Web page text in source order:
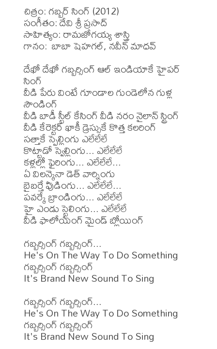
చిత్రం: గబ్బర్ సింగ్ (2012)
సంగీతం: దేవి శ్రీ ప్రసాద్
సాహిత్యం: రామజోగయ్య శాస్త్రి
గానం:  బాబా షెహగల్, నవీన్ మాధవ్
దేఖో దేఖో గబ్బర్సింగ్ ఆల్ ఇండియాకే హైపర్
సింగ్
వీడి పేరు వింటే గూండాల గుండెలోన గుళ్ల
సౌండింగ్
వీడి బాడీ స్టీల్ కేసింగ్ వీడి నరం నైలాన్ స్ట్రింగ్
వీడి కేరెక్టర్ ఖాకీ డ్రెస్సుకే కొత్త కలరింగ్
సత్తాకే స్పెల్లింగు ఎలేలేలే
కొట్టాడో స్వెల్లింగు... ఎలేలేలే
కళ్లల్లో ఫైరింగు... ఎలేలేలే...
ఏ విలన్కైనా డెత్ వార్నింగు
బైబర్తే పుడింగు... ఎలేలేలే...
పవర్కే బ్రాండింగు... ఎలేలేలే
హై ఎండు స్టైలింగు... ఎలేలేలే
వీడి ఫాలోయింగ్ మైండ్ బ్లోయింగ్
గబ్బర్సింగ్ గబ్బర్సింగ్...
He's On The Way To Do Something
గబ్బర్సింగ్ గబ్బర్సింగ్
It's Brand New Sound To Sing
గబ్బర్సింగ్ గబ్బర్సింగ్...
He's On The Way To Do Something
గబ్బర్సింగ్ గబ్బర్సింగ్
It's Brand New Sound To Sing